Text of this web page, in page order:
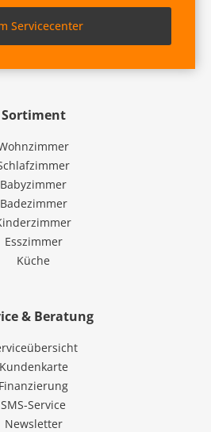
Sortiment
Babyzimmer
Badezimmer
Esszimmer
Küche
& Beratung
Kundenkarte
Finanzierung
SMS-Service
Newsletter
Servicecenter